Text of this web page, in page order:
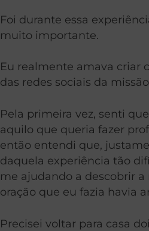
Foi durante essa
muito importante.
Eu realmente amava criar
das redes sociais da
Pela primeira vez, senti
aquilo que queria fazer
então entendi que,
daquela experiência tão
me ajudando a descobrir a
oração que eu fazia havia
Precisei voltar para casa